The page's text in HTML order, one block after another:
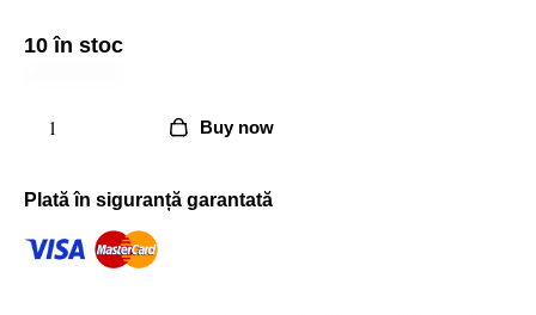
10 în stoc
Buy now
Plată în siguranță garantată